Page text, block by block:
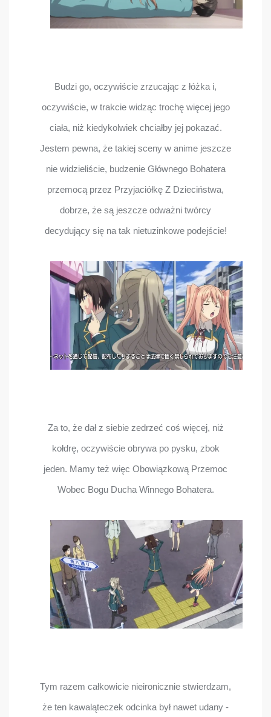
Budzi go, oczywiście zrzucając z łóżka i,
oczywiście, w trakcie widząc trochę więcej jego
ciała, niż kiedykolwiek chciałby jej pokazać.
Jestem pewna, że takiej sceny w anime jeszcze
nie widzieliście, budzenie Głównego Bohatera
przemocą przez Przyjaciółkę Z Dzieciństwa,
dobrze, że są jeszcze odważni twórcy
decydujący się na tak nietuzinkowe podejście!
Za to, że dał z siebie zedrzeć coś więcej, niż
kołdrę, oczywiście obrywa po pysku, zbok
jeden. Mamy też więc Obowiązkową Przemoc
Wobec Bogu Ducha Winnego Bohatera.
Tym razem całkowicie nieironicznie stwierdzam,
że ten kawaląteczek odcinka był nawet udany -